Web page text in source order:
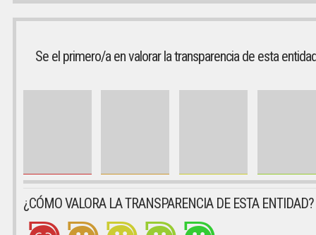
Se el primero/a en valorar la transparencia de esta
¿CÓMO VALORA LA TRANSPARENCIA DE ESTA ENTIDAD?